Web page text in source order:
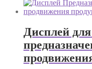
Дисплей